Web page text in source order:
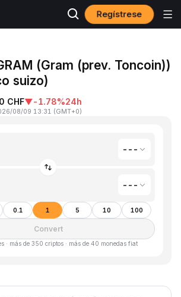
Regístrese
to Franco suizo(CHF)
(Gram (prev. Toncoin))
suizo)
CHF▼-1.78%24h
08/09 13:31 (GMT+0)
---
---
0.1 1 5 10 100
Convert
· más de 350 criptos · más de 40 monedas fiat